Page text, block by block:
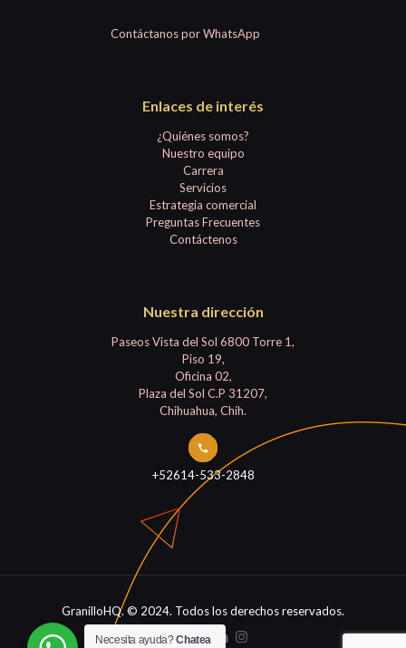
Contáctanos por WhatsApp
Enlaces de interés
¿Quiénes somos?
Nuestro equipo
Carrera
Servicios
Estrategia comercial
Preguntas Frecuentes
Contáctenos
Nuestra dirección
Paseos Vista del Sol 6800 Torre 1,
Piso 19,
Oficina 02,
Plaza del Sol C.P 31207,
Chihuahua, Chih.
+52614-533-2848
GranilloHQ. © 2024. Todos los derechos reservados.
Necesita ayuda?Chatea